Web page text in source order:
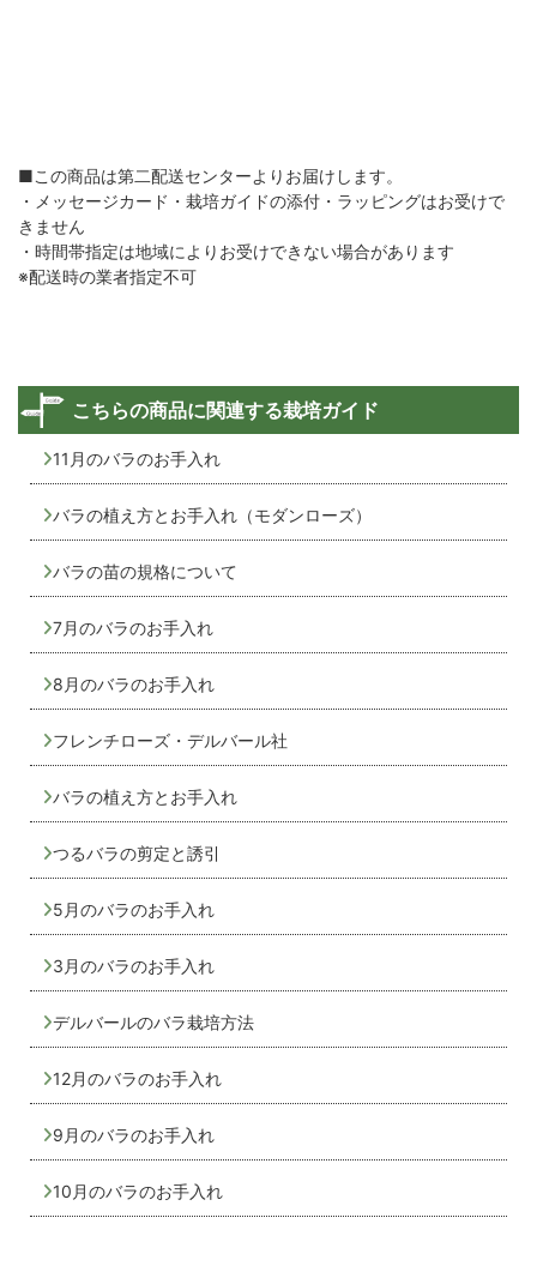
■この商品は第二配送センターよりお届けします。
・メッセージカード・栽培ガイドの添付・ラッピングはお受けで
きません
・時間帯指定は地域によりお受けできない場合があります
※配送時の業者指定不可
こちらの商品に関連する栽培ガイド
11月のバラのお手入れ
バラの植え方とお手入れ（モダンローズ）
バラの苗の規格について
7月のバラのお手入れ
8月のバラのお手入れ
フレンチローズ・デルバール社
バラの植え方とお手入れ
つるバラの剪定と誘引
5月のバラのお手入れ
3月のバラのお手入れ
デルバールのバラ栽培方法
12月のバラのお手入れ
9月のバラのお手入れ
10月のバラのお手入れ